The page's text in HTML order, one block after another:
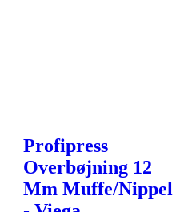
Profipress
Overbøjning 12
Mm Muffe/Nippel